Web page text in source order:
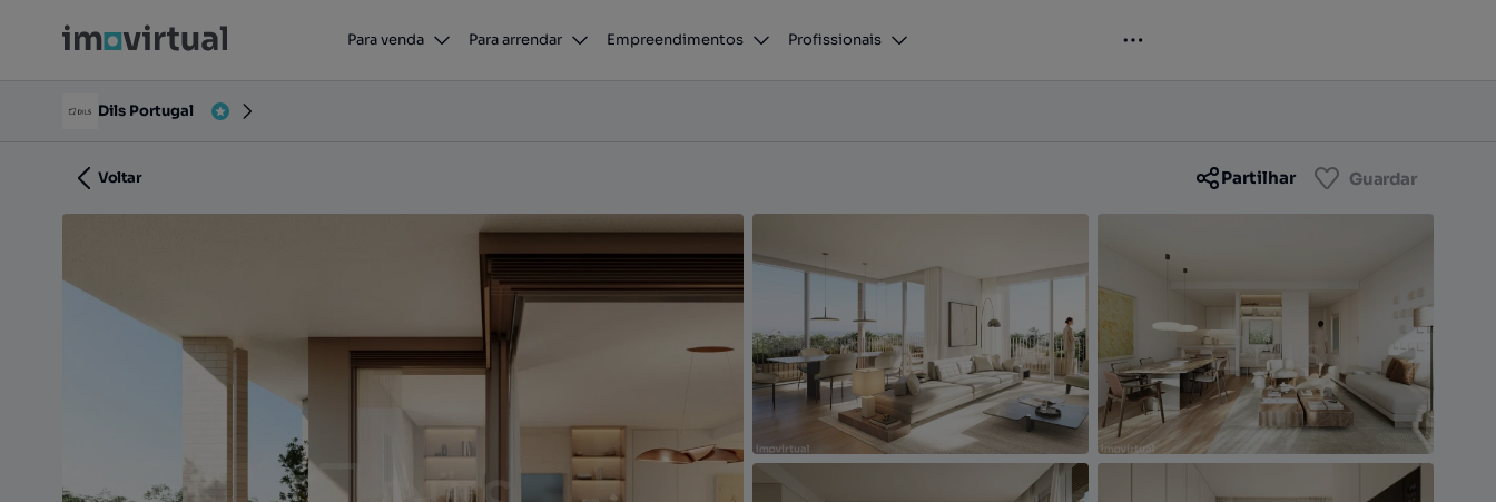
Para venda Para arrendar Empreendimentos Profissionais
Apartamento T2 com varanda inserido em novo empreendimento, no Porto
Viso - Zona Industrial, Ramalde, Porto, Porto
Dils Portugal
Voltar Partilhar Guardar